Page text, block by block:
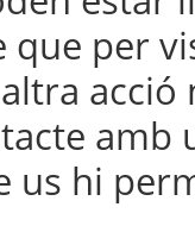
que per
acció
hi